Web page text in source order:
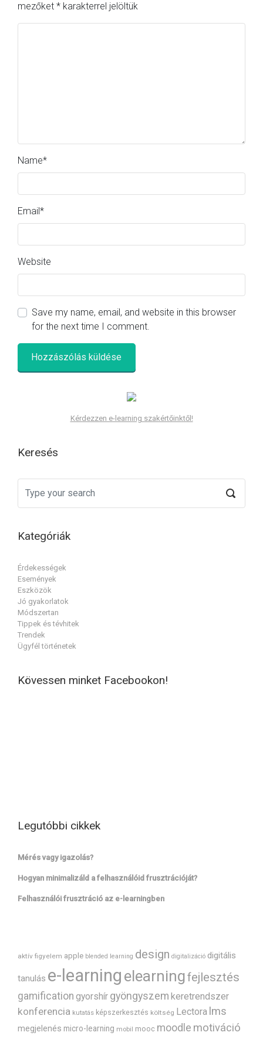
mezőket * karakterrel jelöltük
Name*
Email*
Website
Save my name, email, and website in this browser
for the next time I comment.
Kérdezzen e-learning szakértőinktől!
Keresés
Kategóriák
Érdekességek
Események
Eszközök
Jó gyakorlatok
Módszertan
Tippek és tévhitek
Trendek
Ügyfél történetek
Kövessen minket Facebookon!
Legutóbbi cikkek
Mérés vagy igazolás?
Hogyan minimalizáld a felhasználóid frusztrációját?
Felhasználói frusztráció az e-learningben
aktív figyelem apple blended learning design digitalizáció digitális
tanulás e-learning elearningfejlesztés
gamification gyorshír gyöngyszem keretrendszer
konferencia kutatás képszerkesztés költség Lectora lms
megjelenés micro-learning mobil mooc moodle motiváció